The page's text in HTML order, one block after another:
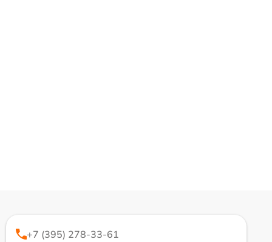
+7 (395) 278-33-61